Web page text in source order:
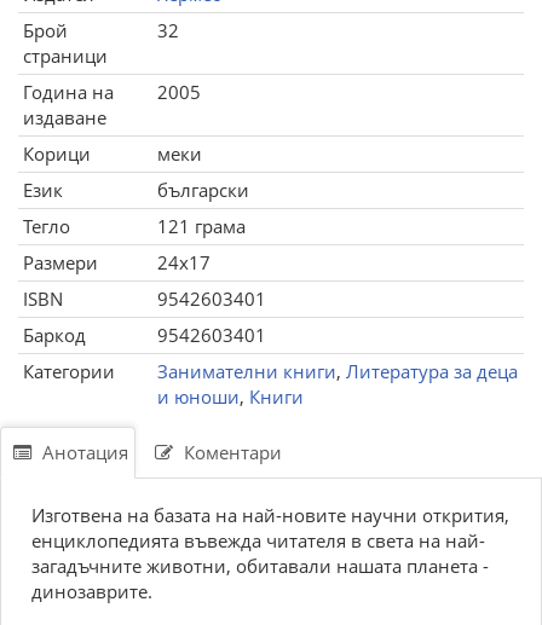
Брой
страници
32
Година на
издаване
2005
Корици
меки
Език
български
Тегло
121 грама
Размери
24x17
ISBN
9542603401
Баркод
9542603401
Категории
Занимателни книги, Литература за деца
и юноши, Книги
Анотация Коментари
Изготвена на базата на най-новите научни открития,
енциклопедията въвежда читателя в света на най-
загадъчните животни, обитавали нашата планета -
динозаврите.